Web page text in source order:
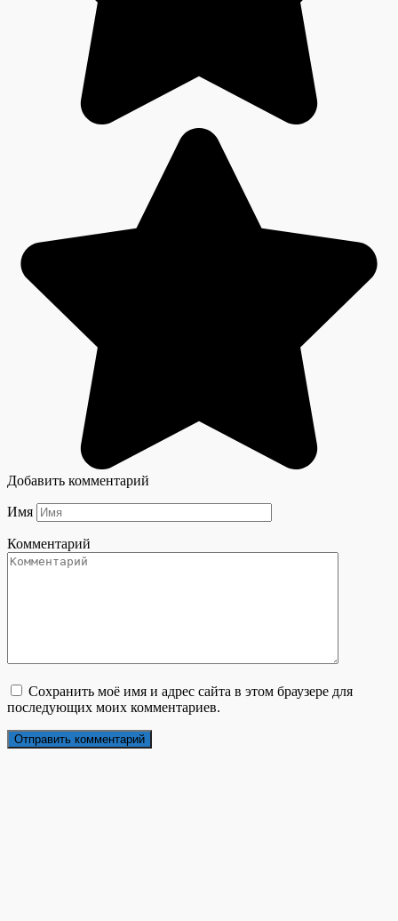
Добавить комментарий
Имя
Комментарий
Сохранить моё имя и адрес сайта в этом браузере для
последующих моих комментариев.